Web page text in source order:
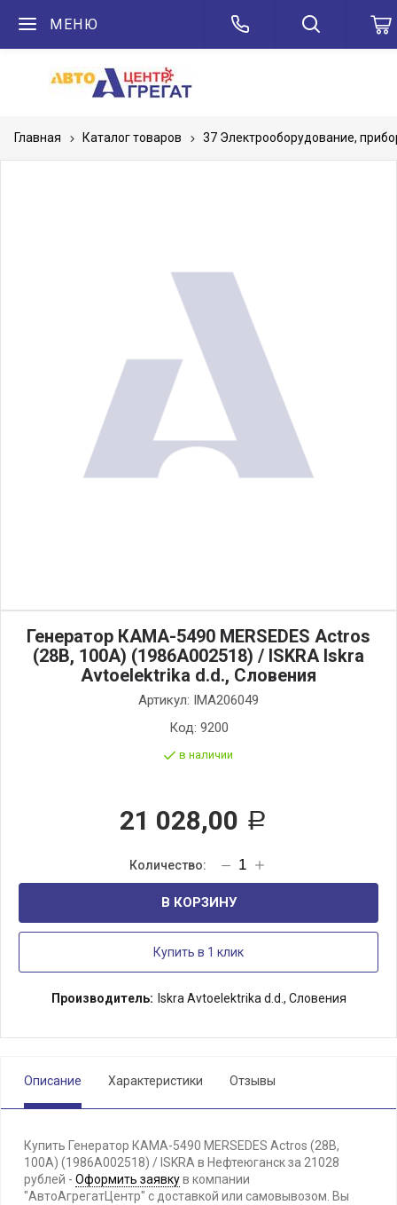
МЕНЮ
Главная Каталог товаров 37 Электрооборудование,
Генератор КАМА-5490 MERSEDES Actros
(28В, 100А) (1986А002518) / ISKRA Iskra
Avtoelektrika d.d., Словения
Артикул: IMA206049
Код: 9200
в наличии
21 028,00 Р
В КОРЗИНУ
Купить в 1 клик
Производитель: Iskra Avtoelektrika d.d., Словения
Описание Характеристики Отзывы
Купить Генератор КАМА-5490 MERSEDES Actros (28В,
100А) (1986А002518) / ISKRA в Нефтеюганск за 21028
рублей - Оформить заявкув компании
"АвтоАгрегатЦентр" с доставкой или самовывозом. Вы